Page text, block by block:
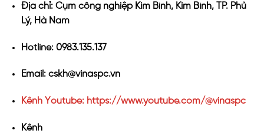
Địa chỉ: Cụm công nghiệp Kim Bình, Kim Bình, TP. Phủ
Lý, Hà Nam
Hotline: 0983.135.137
Email: cskh@vinaspc.vn
Kênh Youtube: https://www.youtube.com/@vinaspc
Kênh